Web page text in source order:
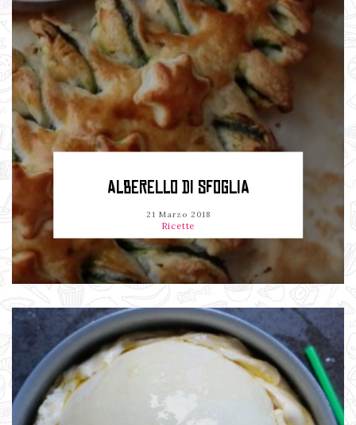
ALBERELLO DI SFOGLIA
21 Marzo 2018
Ricette